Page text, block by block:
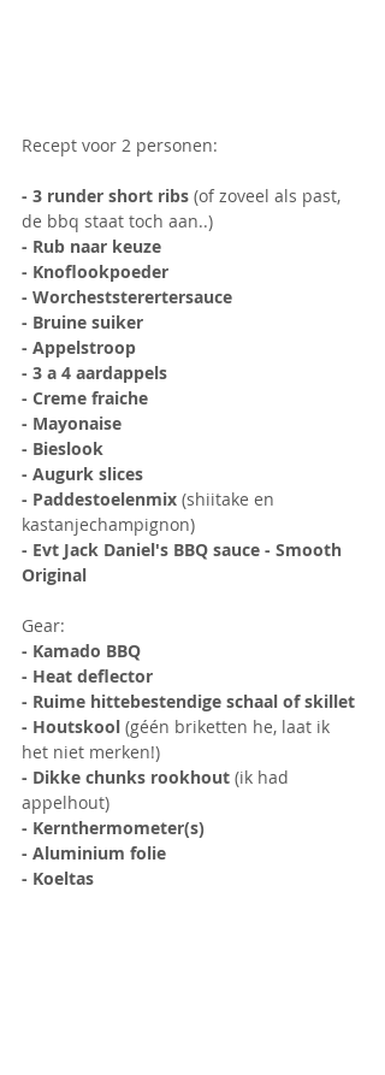
Recept voor 2 personen:
- 3 runder short ribs (of zoveel als past,
de bbq staat toch aan..)
- Rub naar keuze
- Knoflookpoeder
- Worcheststerertersauce
- Bruine suiker
- Appelstroop
- 3 a 4 aardappels
- Creme fraiche
- Mayonaise
- Bieslook
- Augurk slices
- Paddestoelenmix (shiitake en
kastanjechampignon)
- Evt Jack Daniel's BBQ sauce - Smooth
Original
Gear:
- Kamado BBQ
- Heat deflector
- Ruime hittebestendige schaal of skillet
- Houtskool (géén briketten he, laat ik
het niet merken!)
- Dikke chunks rookhout (ik had
appelhout)
- Kernthermometer(s)
- Aluminium folie
- Koeltas